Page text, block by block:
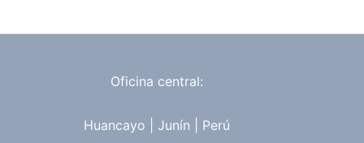
Oficina central:
Huancayo | Junín | Perú